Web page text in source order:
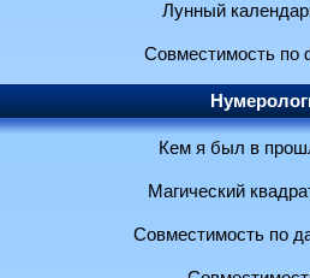
Лунный
Совместимость по
Кем я был в
Магический
Совместимость по